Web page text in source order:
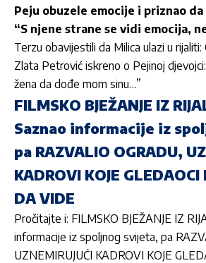
Peju obuzele emocije i priznao
“S njene strane se vidi emocija,
Terzu obavijestili da Milica ulazi u
Zlata Petrović iskreno o Pejinoj
žena da dođe mom sinu…”
FILMSKO BJEŽANJE IZ
Saznao informacije iz
pa RAZVALIO OGRADU,
KADROVI KOJE
DA VIDE
Pročitajte i: FILMSKO BJEŽANJE IZ
informacije iz spoljnog svijeta, pa
UZNEMIRUJUĆI KADROVI KOJE